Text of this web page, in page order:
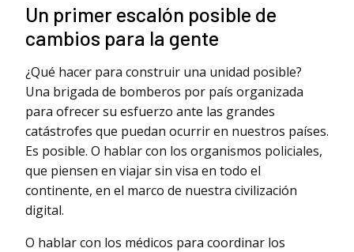
Un primer escalón posible de
cambios para la gente
¿Qué hacer para construir una unidad posible?
Una brigada de bomberos por país organizada
para ofrecer su esfuerzo ante las grandes
catástrofes que puedan ocurrir en nuestros países.
Es posible. O hablar con los organismos policiales,
que piensen en viajar sin visa en todo el
continente, en el marco de nuestra civilización
digital.
O hablar con los médicos para coordinar los